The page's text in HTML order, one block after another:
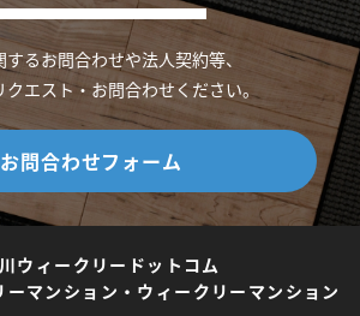
るお問合わせや法人契約等、
クエスト・お問合わせください。
お問合わせフォーム
ウィークリードットコム
マンション・ウィークリーマンション